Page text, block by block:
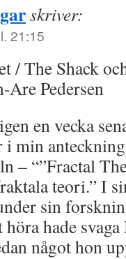
skriver:
21:15
/ The Shack
Are Pedersen
en vecka
i min
– “”Fractal
teori.” I
sin
hade
något hon